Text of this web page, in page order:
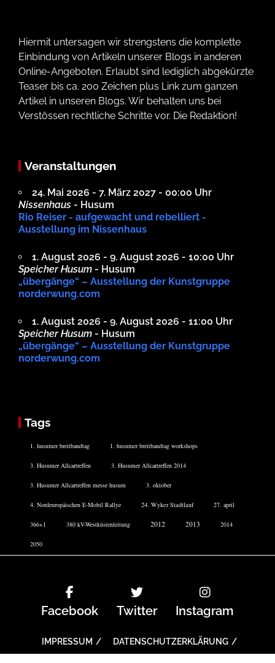
Hiermit untersagen wir strengstens die komplette
Einbindung von Artikeln unserer Blogs in anderen
Online-Angeboten. Erlaubt sind lediglich abgekürzte
Teaser bis ca. 200 Zeichen plus Link zum ganzen
Artikel in unseren Blogs. Wir behalten uns bei
Verstössen rechtliche Schritte vor. Die Redaktion!
Veranstaltungen
24. Mai 2026 - 7. März 2027 - 00:00 Uhr
Nissenhaus - Husum
Rio Reiser - aufgewacht und rebelliert -
Ausstellung im Nissenhaus
1. August 2026 - 9. August 2026 - 10:00 Uhr
Speicher Husum - Husum
„übergänge“ – Ausstellung der Kunstgruppe
norderwung.com
1. August 2026 - 9. August 2026 - 11:00 Uhr
Speicher Husum - Husum
„übergänge“ – Ausstellung der Kunstgruppe
norderwung.com
Tags
1. husumer breitbandtag 1. husumer breitbandtag workshops
3. Husumer Allcartreffen 3. Husumer Allcartreffen 2014
3. Husumer Allcartreffen messe husum 3. oktober
4. Nordeuropäischen E-Mobil Rallye 24. Wyker Stadtlauf 27. april
366+1 380 kV-Westküstenleitung 2012 2013 2014
2050
Facebook Twitter Instagram
IMPRESSUM DATENSCHUTZERKLÄRUNG